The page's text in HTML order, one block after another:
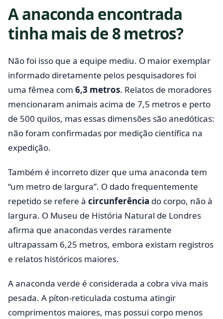
A anaconda encontrada
tinha mais de 8 metros?
Não foi isso que a equipe mediu. O maior exemplar
informado diretamente pelos pesquisadores foi
uma fêmea com 6,3 metros. Relatos de moradores
mencionaram animais acima de 7,5 metros e perto
de 500 quilos, mas essas dimensões são anedóticas:
não foram confirmadas por medição científica na
expedição.
Também é incorreto dizer que uma anaconda tem
“um metro de largura”. O dado frequentemente
repetido se refere à circunferência do corpo, não à
largura. O Museu de História Natural de Londres
afirma que anacondas verdes raramente
ultrapassam 6,25 metros, embora existam registros
e relatos históricos maiores.
A anaconda verde é considerada a cobra viva mais
pesada. A píton-reticulada costuma atingir
comprimentos maiores, mas possui corpo menos